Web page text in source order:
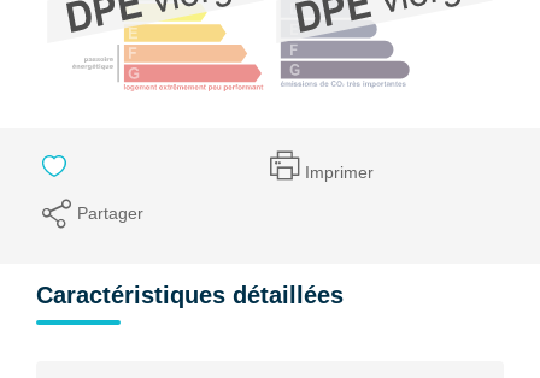
Imprimer
Partager
Caractéristiques détaillées